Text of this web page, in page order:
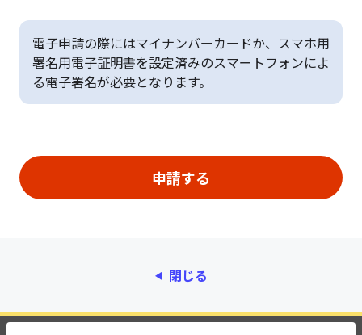
電子申請の際にはマイナンバーカードか、スマホ用
署名用電子証明書を設定済みのスマートフォンによ
る電子署名が必要となります。
閉じる